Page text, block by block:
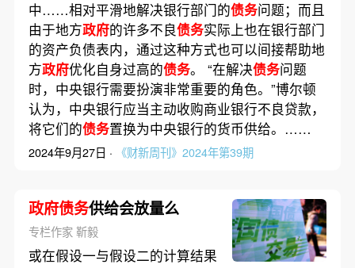
中……相对平滑地解决银行部门的债务问题；而且
由于地方政府的许多不良债务实际上也在银行部门
的资产负债表内，通过这种方式也可以间接帮助地
方政府优化自身过高的债务。 “在解决债务问题
时，中央银行需要扮演非常重要的角色。”博尔顿
认为，中央银行应当主动收购商业银行不良贷款，
将它们的债务置换为中央银行的货币供给。……
2024年9月27日 · 《财新周刊》2024年第39期
政府债务供给会放量么
专栏作家 靳毅
或在假设一与假设二的计算结果